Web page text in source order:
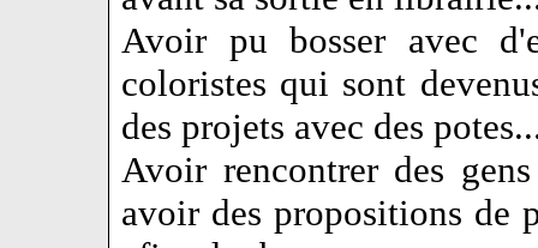
Avoir pu bosser avec
coloristes qui sont
des projets avec des
Avoir rencontrer des
avoir des propositions de